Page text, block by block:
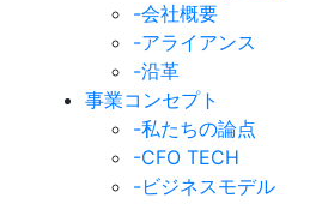
-会社概要
-アライアンス
-沿革
事業コンセプト
-私たちの論点
-CFO TECH
-ビジネスモデル